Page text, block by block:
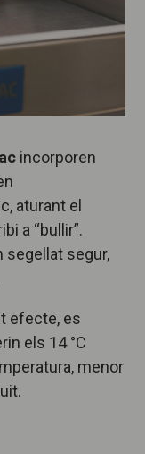
incorporen
aturant el
a “bullir”.
segellat segur,
efecte, es
els 14 °C
menor